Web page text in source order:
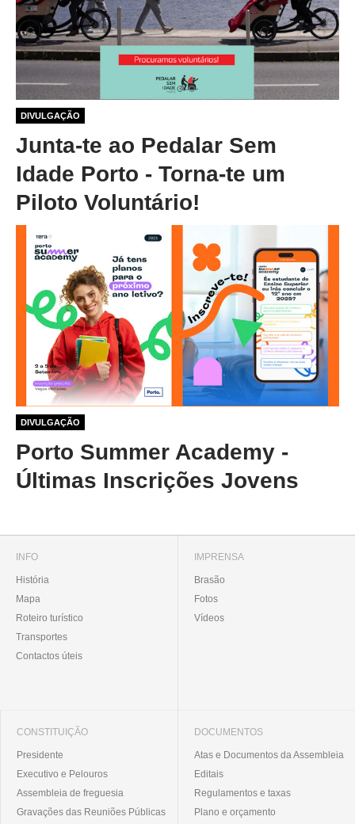
DIVULGAÇÃO
1 ano 1 mês atrás
Junta-te ao Pedalar Sem
Idade Porto - Torna-te um
Piloto Voluntário!
DIVULGAÇÃO
1 ano 1 mês atrás
Porto Summer Academy -
Últimas Inscrições Jovens
INFO
História
Mapa
Roteiro turístico
Transportes
Contactos úteis
IMPRENSA
Brasão
Fotos
Vídeos
CONSTITUIÇÃO
Presidente
Executivo e Pelouros
Assembleia de freguesia
Gravações das Reuniões Públicas
DOCUMENTOS
Atas e Documentos da Assembleia
Editais
Regulamentos e taxas
Plano e orçamento